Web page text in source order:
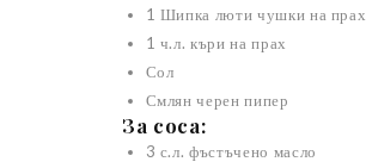
1 Шипка люти чушки на прах
1 ч.л. къри на прах
Сол
Смлян черен пипер
За соса:
3 с.л. фъстъчено масло